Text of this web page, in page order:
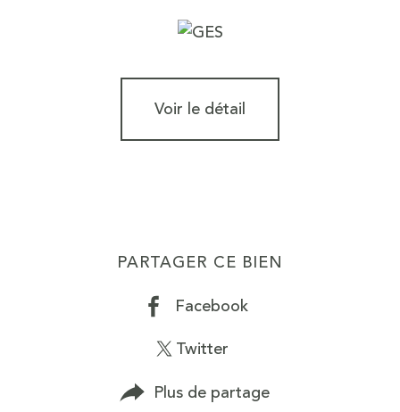
Voir le détail
PARTAGER CE BIEN
Facebook
Twitter
Plus de partage